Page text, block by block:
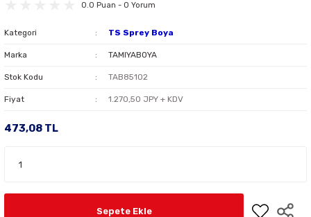
0.0 Puan - 0 Yorum
Kategori TS Sprey Boya
Marka TAMIYABOYA
Stok Kodu TAB85102
Fiyat 1.270,50 JPY + KDV
473,08 TL
Sepete Ekle